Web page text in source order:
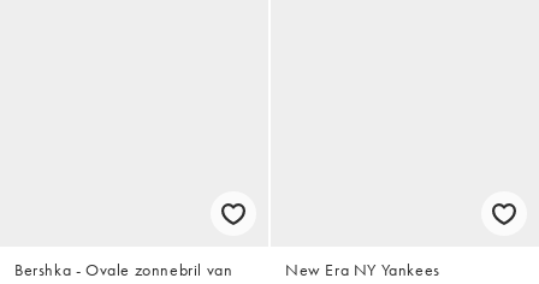
Bershka - Ovale zonnebril van
New Era NY Yankees